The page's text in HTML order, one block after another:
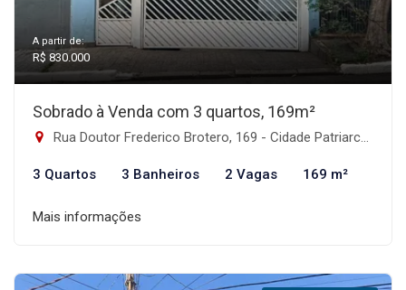
A partir de:
R$ 830.000
Sobrado à Venda com 3 quartos, 169m²
Rua Doutor Frederico Brotero, 169 - Cidade Patriarca, São Paulo-SP
3 Quartos 3 Banheiros 2 Vagas 169 m²
Mais informações